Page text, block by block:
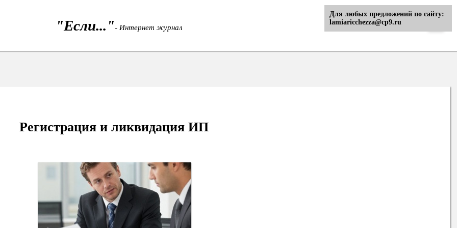
"Если..."- Интернет журнал
Регистрация и ликвидация ИП
Для любых предложений по сайту:
lamiaricchezza@cp9.ru